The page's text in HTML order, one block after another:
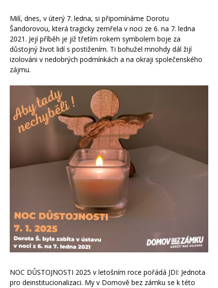
Milí, dnes, v úterý 7. ledna, si připomínáme Dorotu
Šandorovou, která tragicky zemřela v noci ze 6. na 7. ledna
2021. Její příběh je již třetím rokem symbolem boje za
důstojný život lidí s postižením. Ti bohužel mnohdy dál žijí
izolováni v nedobrých podmínkách a na okraji společenského
zájmu.
NOC DŮSTOJNOSTI 2025 v letošním roce pořádá JDI: Jednota
pro deinstitucionalizaci. My v Domově bez zámku se k této